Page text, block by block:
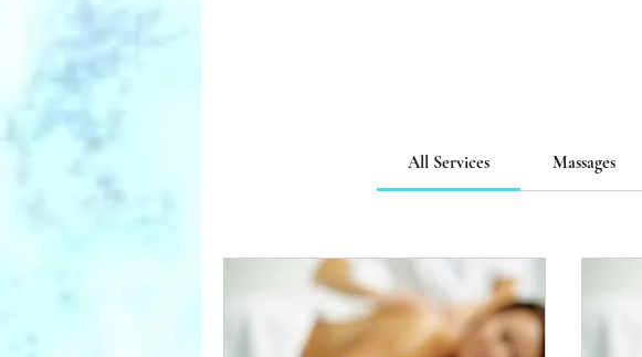
All Services Massages